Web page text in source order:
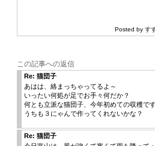
Posted by す
この記事への返信
Re: 猫団子
あはは、絡まっちゃってるよ～
いったい何処が足でお手々何だか？
何とも立派な猫団子、今年初めての収穫です
うちも３にゃんで作ってくれないかな？
Re: 猫団子